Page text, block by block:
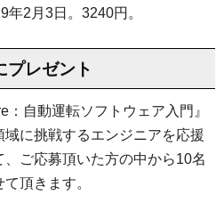
2月3日。3240円。
プレゼント
自動運転ソフトウェア入門』
に挑戦するエンジニアを応援
ご応募頂いた方の中から10名
頂きます。